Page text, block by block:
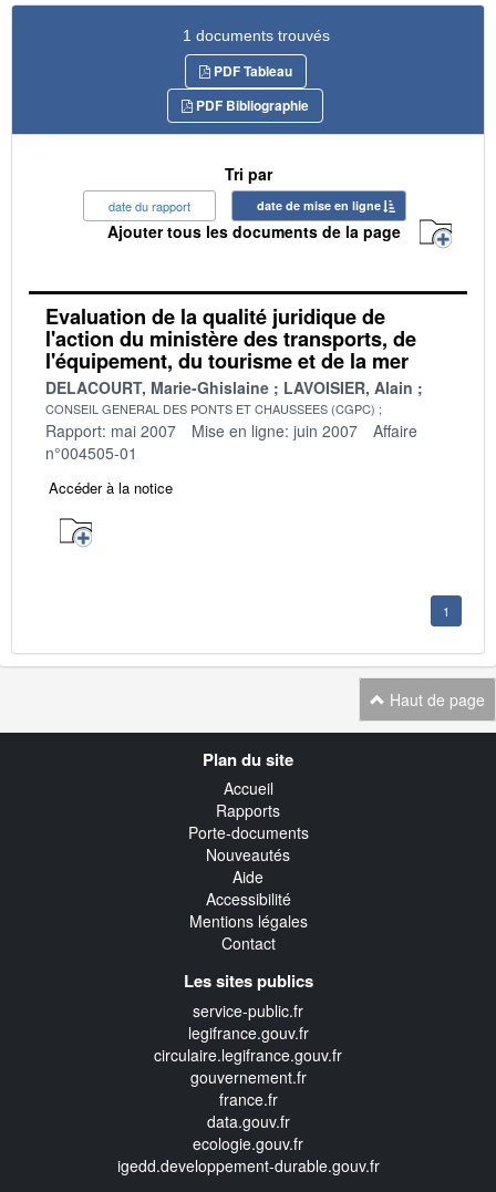
1 documents trouvés
PDF Tableau
PDF Bibliographie
Tri par
date du rapport date de mise en ligne
Ajouter tous les documents de la page
Evaluation de la qualité juridique de
l'action du ministère des transports, de
l'équipement, du tourisme et de la mer
DELACOURT, Marie-Ghislaine LAVOISIER, Alain
CONSEIL GENERAL DES PONTS ET CHAUSSEES (CGPC)
Rapport: mai 2007 Mise en ligne: juin 2007
Affaire
n°004505-01
Accéder à la notice
1
Haut de page
Plan du site
Accueil
Rapports
Porte-documents
Nouveautés
Aide
Accessibilité
Mentions légales
Contact
Les sites publics
service-public.fr
legifrance.gouv.fr
circulaire.legifrance.gouv.fr
gouvernement.fr
france.fr
data.gouv.fr
ecologie.gouv.fr
igedd.developpement-durable.gouv.fr